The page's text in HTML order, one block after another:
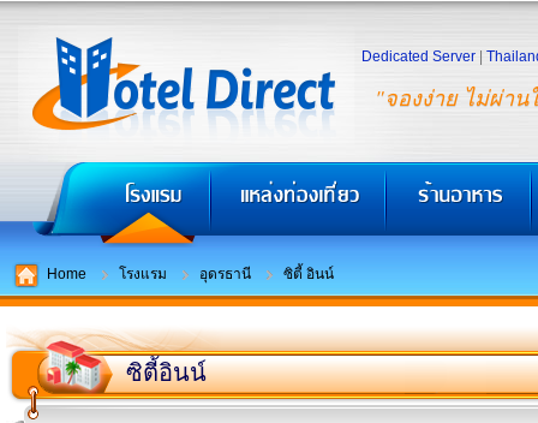
"จองง่าย ไม่ผ่าน
Dedicated Server
Home โรงแรม อุดรธานี ซิตี้ อินน์
ซิตี้อินน์